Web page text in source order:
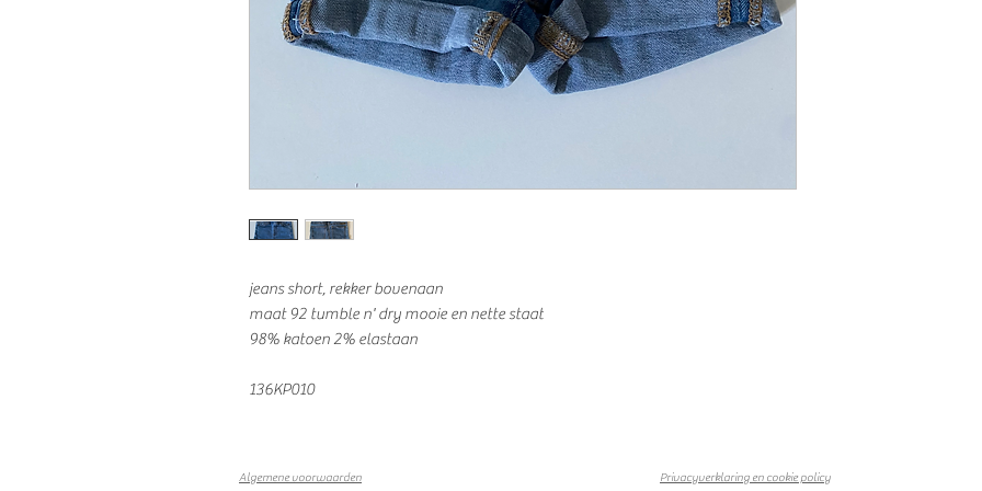
jeans short, rekker bovenaan
maat 92 tumble n' dry mooie en nette staat
98% katoen 2% elastaan
136KP010
Algemene voorwaarden Privacyverklaring en cookie policy